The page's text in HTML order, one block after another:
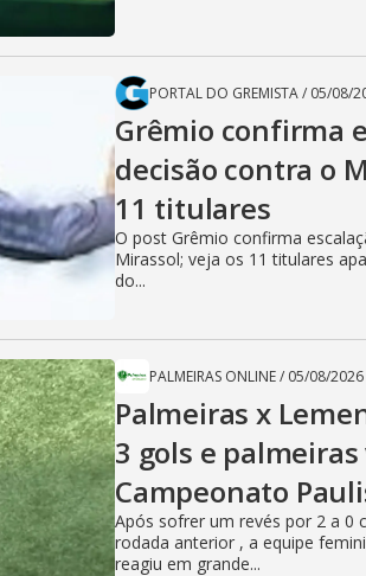
PORTAL DO GREMISTA/ 05/08/
Grêmio confirma
decisão contra o
11 titulares
O post Grêmio confirma
Mirassol; veja os 11 titulares
do...
PALMEIRAS ONLINE/ 05/08/2026
Palmeiras x
3 gols e
Campeonato
Após sofrer um revés por 2 a 0
rodada anterior , a equipe
reagiu em grande...